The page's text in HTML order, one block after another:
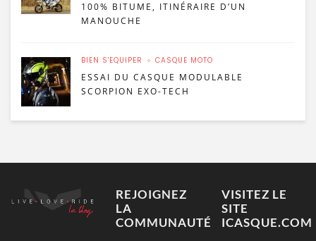
100% BITUME, ITINÉRAIRE D’UN
MANOUCHE
BIEN S'ÉQUIPER CASQUE MOTO
ESSAI DU CASQUE MODULABLE
SCORPION EXO-TECH
REJOIGNEZ
LA
COMMUNAUTÉ
VISITEZ LE
SITE
ICASQUE.COM